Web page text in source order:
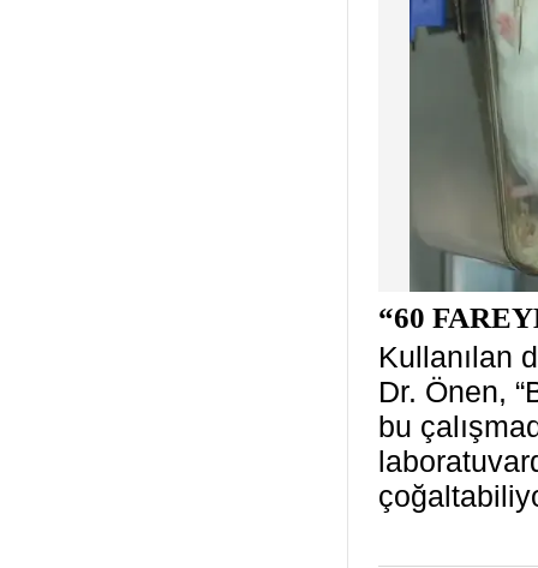
“60
Kullanılan
Dr. Önen,
bu